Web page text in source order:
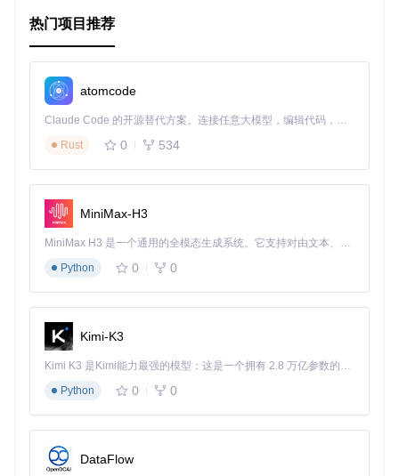
热门项目推荐
atomcode
Claude Code 的开源替代方案。连接任意大模型，编辑代码，运行命令，自动验证 — 全自动执行。用 Rust 构建，极致性能。 ｜ An open-source alternative to Claude Code. Connect any LLM, edit code, run commands, and verify changes — autonomously. Built in Rust for speed. Get Started
Rust
0 534
MiniMax-H3
MiniMax H3 是一个通用的全模态生成系统。它支持对由文本、图像、视频和音频组成的多模态上下文进行统一理解，并能生成分辨率高达 2K、时长可达 15 秒的带原生立体声音频的视频。得益于面向任务泛化的系统设计，H3 在预训练阶段就已具备广泛的多模态上下文理解与生成能力，能够出色地执行复杂的多模态指令。
Python
0 0
Kimi-K3
Kimi K3 是Kimi能力最强的模型：这是一个拥有 2.8 万亿参数的混合专家（MoE）模型，具备原生视觉理解能力，并支持 100 万 token 的上下文窗口。
Python
0 0
DataFlow